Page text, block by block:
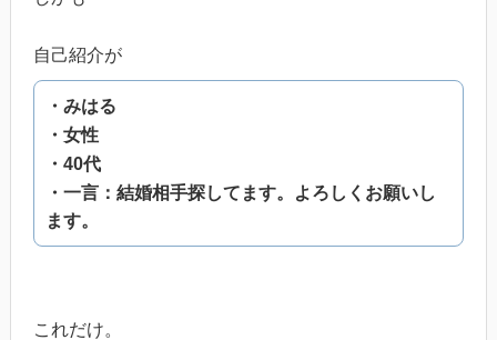
自己紹介が
・みはる
・女性
・40代
・一言：結婚相手探してます。よろしくお願いし
ます。
これだけ。